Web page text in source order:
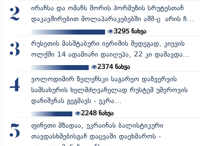
2
ირანსა და ომანს შორის ჰორმუზის სრუტესთან
დაკავშირებით მოლაპარაკებებში აშშ-ც არის ჩ...
3295ნახვა
3
რუსეთის მასშტაბური იერიშის შედეგად, კიევის
ოლქში 14 ადამიანი დაიღუპა, 22 კი დაშავდა...
2374ნახვა
4
ვოლოდიმირ ზელენსკი საგარეო დაზვერვის
სამსახურის ხელმძღვანელად რუსტემ უმეროვის
დანიშვნას გეგმავს - უკრა...
2248ნახვა
5
ფინეთი მზადაა, უკრაინას ბალისტიკური
თავდასხმებისგან დაცვაში დაეხმაროს -